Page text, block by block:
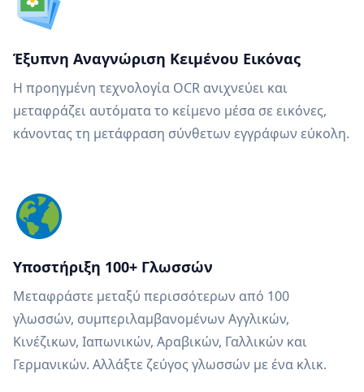
Έξυπνη Αναγνώριση Κειμένου Εικόνας
Η προηγμένη τεχνολογία OCR ανιχνεύει και
μεταφράζει αυτόματα το κείμενο μέσα σε εικόνες,
κάνοντας τη μετάφραση σύνθετων εγγράφων εύκολη.
Υποστήριξη 100+ Γλωσσών
Μεταφράστε μεταξύ περισσότερων από 100
γλωσσών, συμπεριλαμβανομένων Αγγλικών,
Κινέζικων, Ιαπωνικών, Αραβικών, Γαλλικών και
Γερμανικών. Αλλάξτε ζεύγος γλωσσών με ένα κλικ.